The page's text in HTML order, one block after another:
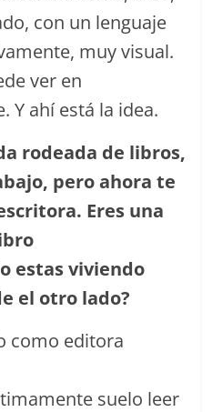
con un lenguaje
muy visual.
ver en
Y ahí está la idea.
rodeada de libros,
pero ahora te
Eres una
estas viviendo
el otro lado?
como editora
suelo leer